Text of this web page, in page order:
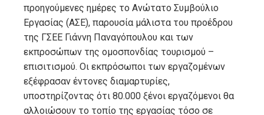
προηγούμενες ημέρες το Ανώτατο Συμβούλιο
Εργασίας (ΑΣΕ), παρουσία μάλιστα του προέδρου
της ΓΣΕΕ Γιάννη Παναγόπουλου και των
εκπροσώπων της ομοσπονδίας τουρισμού –
επισιτισμού. Οι εκπρόσωποι των εργαζομένων
εξέφρασαν έντονες διαμαρτυρίες,
υποστηρίζοντας ότι 80.000 ξένοι εργαζόμενοι θα
αλλοιώσουν το τοπίο της εργασίας τόσο σε